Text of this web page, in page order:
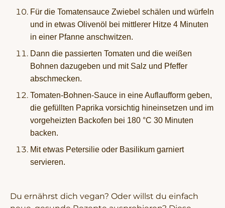
Für die Tomatensauce Zwiebel schälen und würfeln
und in etwas Olivenöl bei mittlerer Hitze 4 Minuten
in einer Pfanne anschwitzen.
Dann die passierten Tomaten und die weißen
Bohnen dazugeben und mit Salz und Pfeffer
abschmecken.
Tomaten-Bohnen-Sauce in eine Auflaufform geben,
die gefüllten Paprika vorsichtig hineinsetzen und im
vorgeheizten Backofen bei 180 °C 30 Minuten
backen.
Mit etwas Petersilie oder Basilikum garniert
servieren.
Du ernährst dich vegan? Oder willst du einfach